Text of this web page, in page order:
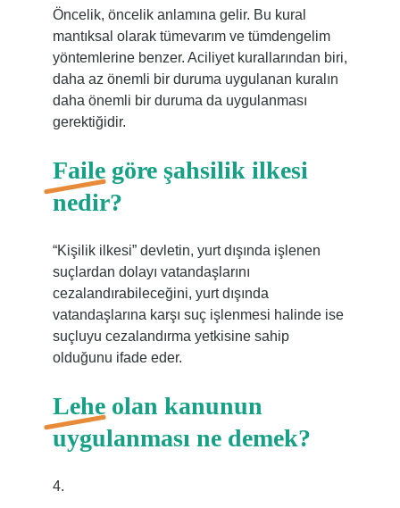
Öncelik, öncelik anlamına gelir. Bu kural
mantıksal olarak tümevarım ve tümdengelim
yöntemlerine benzer. Aciliyet kurallarından biri,
daha az önemli bir duruma uygulanan kuralın
daha önemli bir duruma da uygulanması
gerektiğidir.
Faile göre şahsilik ilkesi
nedir?
“Kişilik ilkesi” devletin, yurt dışında işlenen
suçlardan dolayı vatandaşlarını
cezalandırabileceğini, yurt dışında
vatandaşlarına karşı suç işlenmesi halinde ise
suçluyu cezalandırma yetkisine sahip
olduğunu ifade eder.
Lehe olan kanunun
uygulanması ne demek?
4.